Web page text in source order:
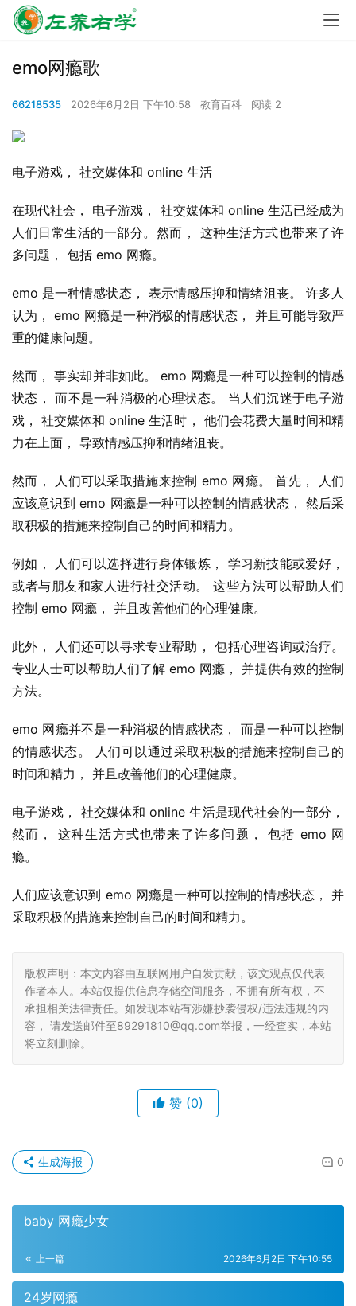
emo网瘾歌
66218535 2026年6月2日 下午10:58 教育百科 阅读 2
电子游戏， 社交媒体和 online 生活
在现代社会， 电子游戏， 社交媒体和 online 生活已经成为
人们日常生活的一部分。然而， 这种生活方式也带来了许
多问题， 包括 emo 网瘾。
emo 是一种情感状态， 表示情感压抑和情绪沮丧。 许多人
认为， emo 网瘾是一种消极的情感状态， 并且可能导致严
重的健康问题。
然而， 事实却并非如此。 emo 网瘾是一种可以控制的情感
状态， 而不是一种消极的心理状态。 当人们沉迷于电子游
戏， 社交媒体和 online 生活时， 他们会花费大量时间和精
力在上面， 导致情感压抑和情绪沮丧。
然而， 人们可以采取措施来控制 emo 网瘾。 首先， 人们
应该意识到 emo 网瘾是一种可以控制的情感状态， 然后采
取积极的措施来控制自己的时间和精力。
例如， 人们可以选择进行身体锻炼， 学习新技能或爱好，
或者与朋友和家人进行社交活动。 这些方法可以帮助人们
控制 emo 网瘾， 并且改善他们的心理健康。
此外， 人们还可以寻求专业帮助， 包括心理咨询或治疗。
专业人士可以帮助人们了解 emo 网瘾， 并提供有效的控制
方法。
emo 网瘾并不是一种消极的情感状态， 而是一种可以控制
的情感状态。 人们可以通过采取积极的措施来控制自己的
时间和精力， 并且改善他们的心理健康。
电子游戏， 社交媒体和 online 生活是现代社会的一部分，
然而， 这种生活方式也带来了许多问题， 包括 emo 网
瘾。
人们应该意识到 emo 网瘾是一种可以控制的情感状态， 并
采取积极的措施来控制自己的时间和精力。
版权声明：本文内容由互联网用户自发贡献，该文观点仅代表
作者本人。本站仅提供信息存储空间服务，不拥有所有权，不
承担相关法律责任。如发现本站有涉嫌抄袭侵权/违法违规的内
容， 请发送邮件至89291810@qq.com举报，一经查实，本站
将立刻删除。
赞 (0)
0
生成海报
baby 网瘾少女
上一篇 2026年6月2日 下午10:55
24岁网瘾